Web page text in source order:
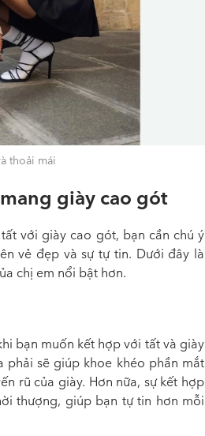
thoải mái
giày cao gót
với giày cao gót, bạn cần chú ý
vẻ đẹp và sự tự tin. Dưới đây là
chị em nổi bật hơn.
bạn muốn kết hợp với tất và giày
sẽ giúp khoe khéo phần mắt
rũ của giày. Hơn nữa, sự kết hợp
thượng, giúp bạn tự tin hơn mỗi